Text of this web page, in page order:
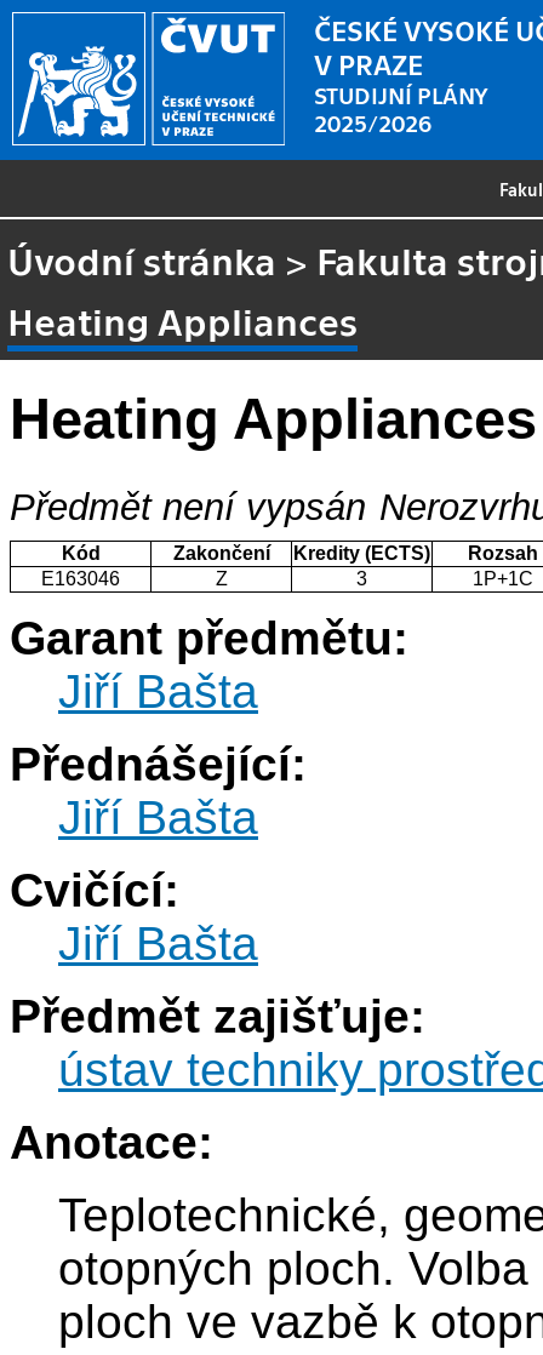
ČESKÉ VYSOKÉ
V PRAZE
STUDIJNÍ PLÁNY
2025/2026
Úvodní stránka > Fakulta
Heating Appliances
Heating Appliances
Předmět není vypsán
Kód Zakončení Kredity (ECTS)
Rozsah
E163046
Z 3 1P+1C
Garant předmětu:
Jiří Bašta
Přednášející:
Jiří Bašta
Cvičící:
Jiří Bašta
Předmět zajišťuje:
ústav techniky
Anotace:
Teplotechnické,
otopných ploch.
ploch ve vazbě k